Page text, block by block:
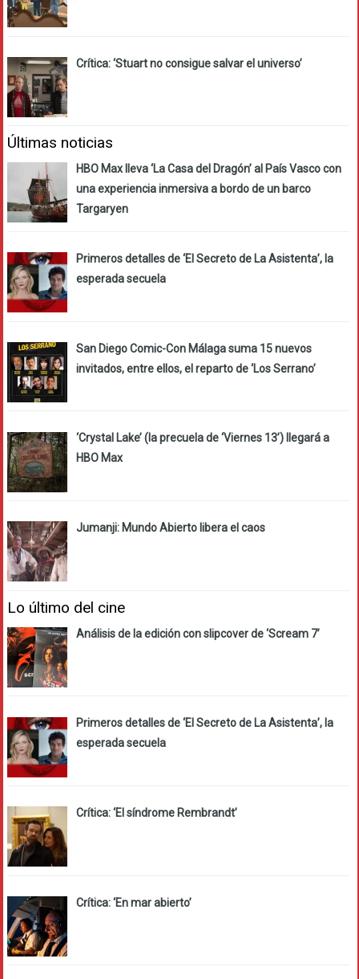
Crítica: ‘Stuart no consigue salvar el universo’
Últimas noticias
HBO Max lleva ‘La Casa del Dragón’ al País Vasco con
una experiencia inmersiva a bordo de un barco
Targaryen
Primeros detalles de ‘El Secreto de La Asistenta’, la
esperada secuela
San Diego Comic-Con Málaga suma 15 nuevos
invitados, entre ellos, el reparto de ‘Los Serrano’
‘Crystal Lake’ (la precuela de ‘Viernes 13’) llegará a
HBO Max
Jumanji: Mundo Abierto libera el caos
Lo último del cine
Análisis de la edición con slipcover de ‘Scream 7’
Primeros detalles de ‘El Secreto de La Asistenta’, la
esperada secuela
Crítica: ‘El síndrome Rembrandt’
Crítica: ‘En mar abierto’